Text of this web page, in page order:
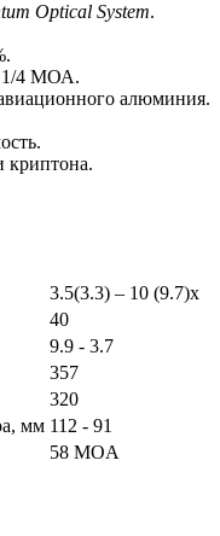
Optical System.
1/4 МОА.
алюминия.
криптона.
3.5(3.3) – 10 (9.7)x
40
9.9 - 3.7
357
320
мм 112 - 91
58 MOA